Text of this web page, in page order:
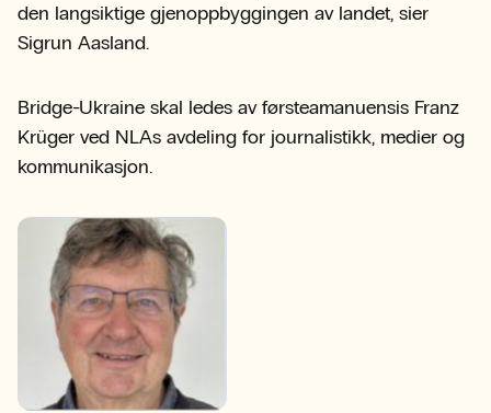
den langsiktige gjenoppbyggingen av landet, sier
Sigrun Aasland.
Bridge-Ukraine skal ledes av førsteamanuensis Franz
Krüger ved NLAs avdeling for journalistikk, medier og
kommunikasjon.